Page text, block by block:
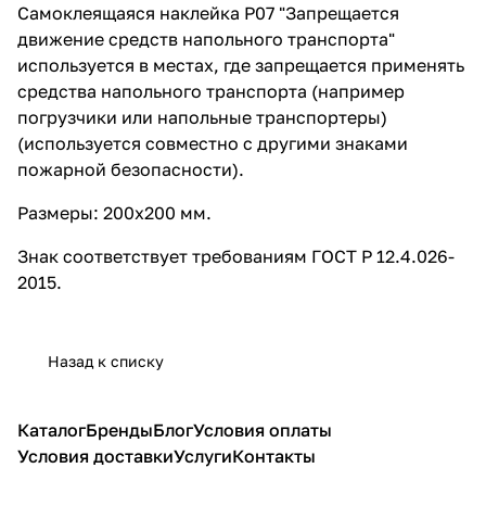
Самоклеящаяся наклейка P07 "Запрещается
движение средств напольного транспорта"
используется в местах, где запрещается применять
средства напольного транспорта (например
погрузчики или напольные транспортеры)
(используется совместно с другими знаками
пожарной безопасности).
Размеры: 200х200 мм.
Знак соответствует требованиям ГОСТ Р 12.4.026-
2015.
Назад к списку
КаталогБрендыБлогУсловия оплаты
Условия доставкиУслугиКонтакты